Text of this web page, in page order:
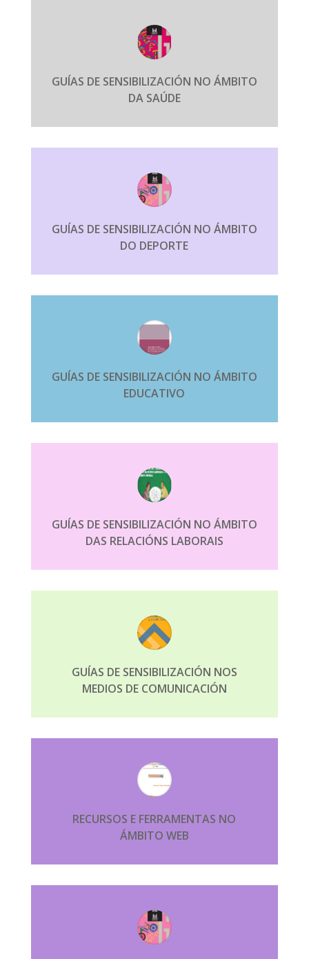
GUÍAS DE SENSIBILIZACIÓN NO ÁMBITO
DA SAÚDE
GUÍAS DE SENSIBILIZACIÓN NO ÁMBITO
DO DEPORTE
GUÍAS DE SENSIBILIZACIÓN NO ÁMBITO
EDUCATIVO
GUÍAS DE SENSIBILIZACIÓN NO ÁMBITO
DAS RELACIÓNS LABORAIS
GUÍAS DE SENSIBILIZACIÓN NOS
MEDIOS DE COMUNICACIÓN
RECURSOS E FERRAMENTAS NO
ÁMBITO WEB